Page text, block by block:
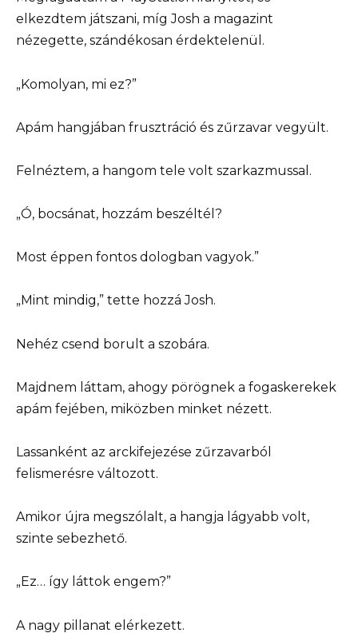
elkezdtem játszani, míg Josh a magazint
nézegette, szándékosan érdektelenül.
„Komolyan, mi ez?”
Apám hangjában frusztráció és zűrzavar vegyült.
Felnéztem, a hangom tele volt szarkazmussal.
„Ó, bocsánat, hozzám beszéltél?
Most éppen fontos dologban vagyok.”
„Mint mindig,” tette hozzá Josh.
Nehéz csend borult a szobára.
Majdnem láttam, ahogy pörögnek a fogaskerekek
apám fejében, miközben minket nézett.
Lassanként az arckifejezése zűrzavarból
felismerésre változott.
Amikor újra megszólalt, a hangja lágyabb volt,
szinte sebezhető.
„Ez… így láttok engem?”
A nagy pillanat elérkezett.